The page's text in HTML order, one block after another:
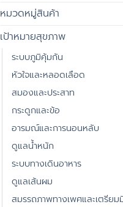
หมวดหมู่สินค้า
เป้าหมายสุขภาพ
ระบบภูมิคุ้มกัน
หัวใจและหลอดเลือด
สมองและประสาท
กระดูกและข้อ
อารมณ์และการนอนหลับ
ดูแลน้ำหนัก
ระบบทางเดินอาหาร
ดูแลเส้นผม
สมรรถภาพทางเพศและเตรีย